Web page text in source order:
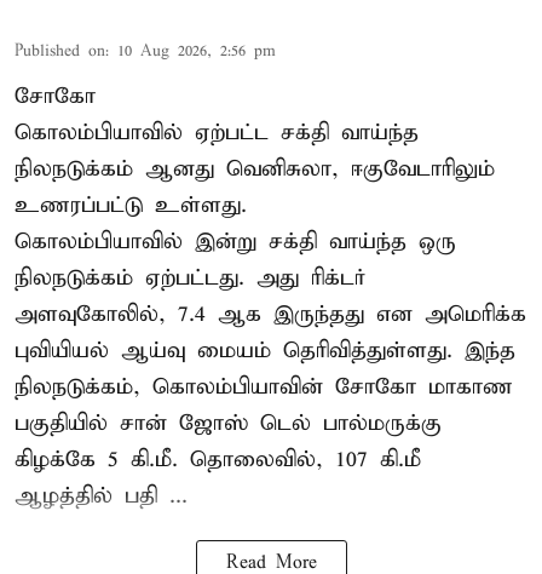
Published on: 10 Aug 2026, 2:56 pm
சோகோ
கொலம்பியாவில் ஏற்பட்ட சக்தி வாய்ந்த
நிலநடுக்கம் ஆனது வெனிசுலா, ஈகுவேடாரிலும்
உணரப்பட்டு உள்ளது.
கொலம்பியாவில் இன்று சக்தி வாய்ந்த ஒரு
நிலநடுக்கம் ஏற்பட்டது. அது ரிக்டர்
அளவுகோலில், 7.4 ஆக இருந்தது என அமெரிக்க
புவியியல் ஆய்வு மையம் தெரிவித்துள்ளது. இந்த
நிலநடுக்கம், கொலம்பியாவின் சோகோ மாகாண
பகுதியில் சான் ஜோஸ் டெல் பால்மருக்கு
கிழக்கே 5 கி.மீ. தொலைவில், 107 கி.மீ
ஆழத்தில் பதி ...
Read More